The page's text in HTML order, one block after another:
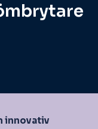
innovativ